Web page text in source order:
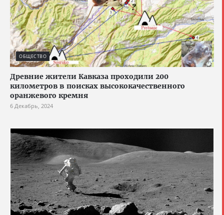
ОБЩЕСТВО
Древние жители Кавказа проходили 200
километров в поисках высококачественного
оранжевого кремня
6 Декабрь, 2024